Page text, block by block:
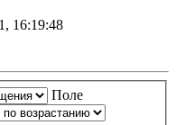
16:19:48
Поле